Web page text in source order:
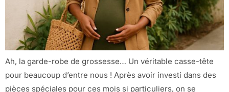
Ah, la garde-robe de grossesse… Un véritable casse-tête
pour beaucoup d’entre nous ! Après avoir investi dans des
pièces spéciales pour ces mois si particuliers, on se